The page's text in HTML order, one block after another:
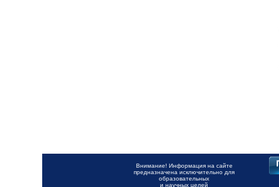
Внимание! Информация на сайте
предназначена исключительно для
образовательных
и научных целей